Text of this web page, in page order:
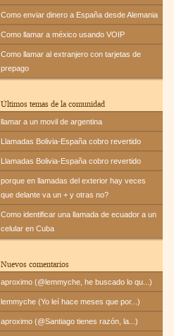
Como enviar dinero a España desde Alemania
Como llamar a méxico usando VOIP
Como llamar al extranjero con tarjetas de
prepago
Últimos temas de la comunidad
llamar a un movil de argentina
Llamadas Bolivia-España cobro revertido
Llamadas Bolivia-España cobro revertido
porque en llamadas del exterior hay veces
que delante va un + y otras no?
Como identificar una llamada de ecuador a un
celular en Cuba
Nuevos comentarios
aproximo (@lemmyche, he buscado lo qu...)
lemmyche (Yo leí hace meses que por...)
aproximo (@Santiago tienes razón, la...)